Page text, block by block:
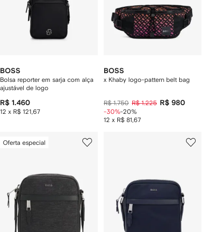
BOSS
Bolsa reporter em sarja com alça
ajustável de logo
R$ 1.460
12 x R$ 121,67
BOSS
x Khaby logo-pattern belt bag
R$ 1.750 R$ 1.225 R$ 980
12 x R$ 81,67
-30%-20%
Oferta especial